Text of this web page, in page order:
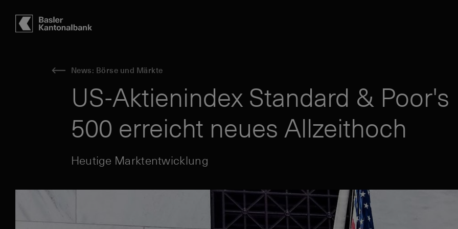
News: Börse und Märkte
US-Aktienindex Standard & Poor's
500 erreicht neues Allzeithoch
Heutige Marktentwicklung